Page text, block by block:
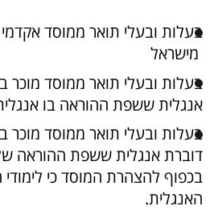
בעלות ובעלי תואר ממוסד
מישראל
בעלות ובעלי תואר ממוסד מוכר
אנגלית ששפת ההוראה בו
בעלות ובעלי תואר ממוסד מוכר
דוברת אנגלית ששפת ההוראה
בכפוף להצהרת המוסד כי
האנגלית.